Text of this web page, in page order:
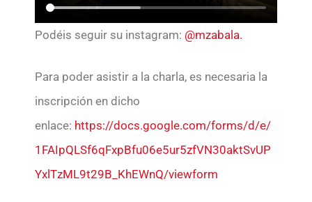
Podéis seguir su instagram: @mzabala.
Para poder asistir a la charla, es necesaria la
inscripción en dicho
enlace: https://docs.google.com/forms/d/e/
1FAIpQLSf6qFxpBfu06e5ur5zfVN30aktSvUP
YxlTzML9t29B_KhEWnQ/viewform